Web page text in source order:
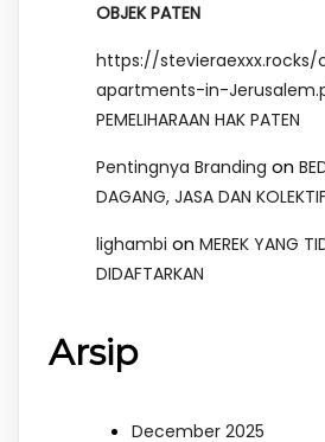
OBJEK PATEN
https://
apartments-in-
PEMELIHARAAN HAK PATEN
Pentingnya Branding on
DAGANG, JASA DAN
lighambi on MEREK YANG
DIDAFTARKAN
Arsip
December 2025